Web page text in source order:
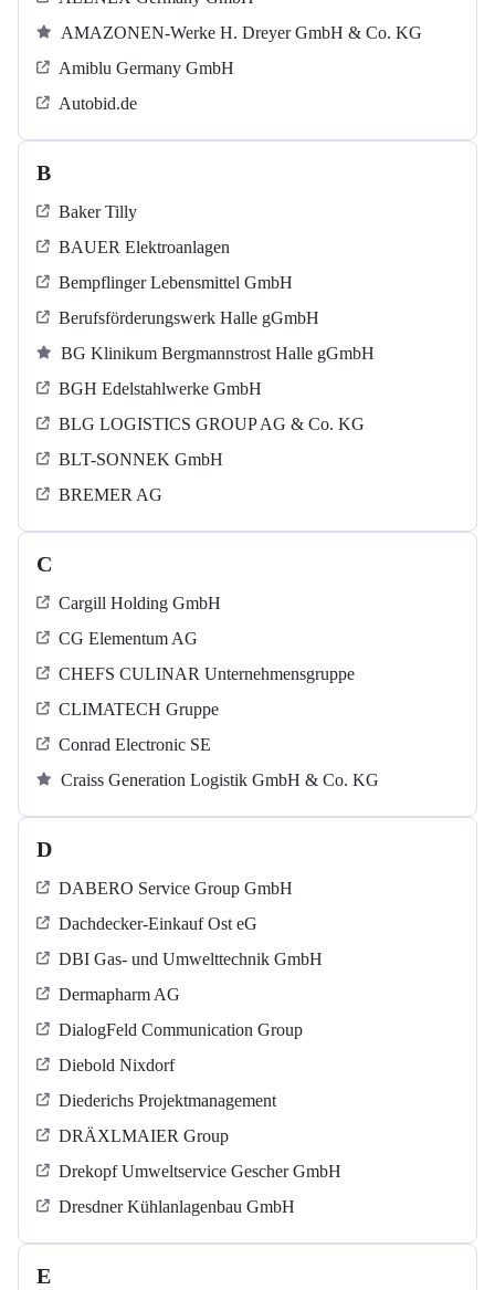
AMAZONEN-Werke H. Dreyer GmbH & Co. KG
Amiblu Germany GmbH
Autobid.de
B
Baker Tilly
BAUER Elektroanlagen
Bempflinger Lebensmittel GmbH
Berufsförderungswerk Halle gGmbH
BG Klinikum Bergmannstrost Halle gGmbH
BGH Edelstahlwerke GmbH
BLG LOGISTICS GROUP AG & Co. KG
BLT-SONNEK GmbH
BREMER AG
C
Cargill Holding GmbH
CG Elementum AG
CHEFS CULINAR Unternehmensgruppe
CLIMATECH Gruppe
Conrad Electronic SE
Craiss Generation Logistik GmbH & Co. KG
D
DABERO Service Group GmbH
Dachdecker-Einkauf Ost eG
DBI Gas- und Umwelttechnik GmbH
Dermapharm AG
DialogFeld Communication Group
Diebold Nixdorf
Diederichs Projektmanagement
DRÄXLMAIER Group
Drekopf Umweltservice Gescher GmbH
Dresdner Kühlanlagenbau GmbH
E